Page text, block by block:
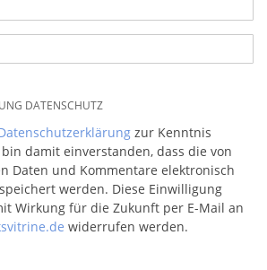
DATENSCHUTZ
zur Kenntnis
damit einverstanden, dass die von
Daten und Kommentare elektronisch
werden. Diese Einwilligung
Wirkung für die Zukunft per E-Mail an
widerrufen werden.